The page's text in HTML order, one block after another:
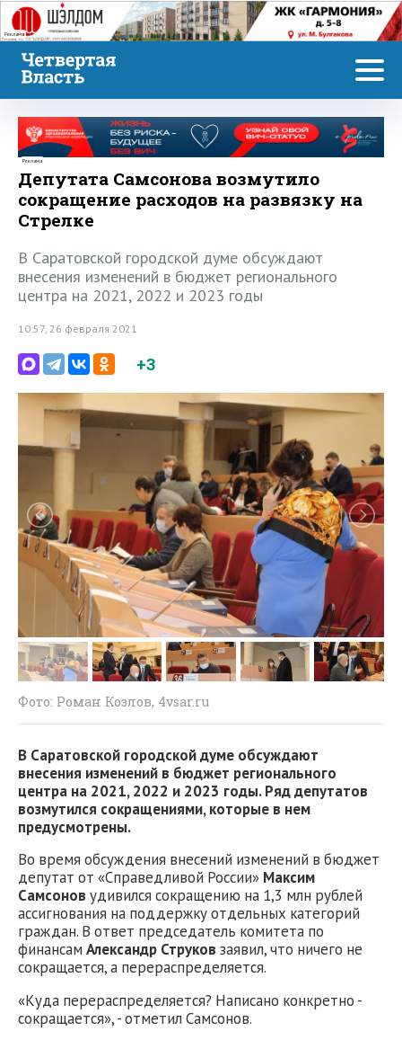
Реклама
Реклама
Депутата Самсонова возмутило
сокращение расходов на развязку на
Стрелке
В Саратовской городской думе обсуждают
внесения изменений в бюджет регионального
центра на 2021, 2022 и 2023 годы
10:57, 26 февраля 2021
+3
Фото: Роман Козлов, 4vsar.ru
В Саратовской городской думе обсуждают
внесения изменений в бюджет регионального
центра на 2021, 2022 и 2023 годы. Ряд депутатов
возмутился сокращениями, которые в нем
предусмотрены.
Во время обсуждения внесений изменений в бюджет
депутат от «Справедливой России» Максим
Самсонов удивился сокращению на 1,3 млн рублей
ассигнования на поддержку отдельных категорий
граждан. В ответ председатель комитета по
финансам Александр Струков заявил, что ничего не
сокращается, а перераспределяется.
«Куда перераспределяется? Написано конкретно -
сокращается», - отметил Самсонов.